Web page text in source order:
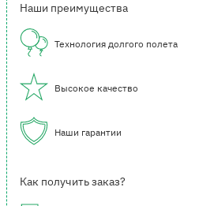
Наши преимущества
Технология долгого полета
Высокое качество
Наши гарантии
Как получить заказ?